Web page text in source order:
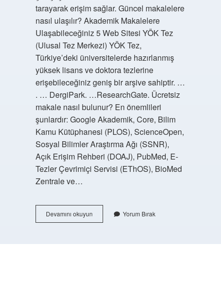
tarayarak erişim sağlar. Güncel makalelere
nasıl ulaşılır? Akademik Makalelere
Ulaşabileceğiniz 5 Web Sitesi YÖK Tez
(Ulusal Tez Merkezi) YÖK Tez,
Türkiye’deki üniversitelerde hazırlanmış
yüksek lisans ve doktora tezlerine
erişebileceğiniz geniş bir arşive sahiptir. …
. … DergiPark. …ResearchGate. Ücretsiz
makale nasıl bulunur? En önemlileri
şunlardır: Google Akademik, Core, Bilim
Kamu Kütüphanesi (PLOS), ScienceOpen,
Sosyal Bilimler Araştırma Ağı (SSNR),
Açık Erişim Rehberi (DOAJ), PubMed, E-
Tezler Çevrimiçi Servisi (EThOS), BioMed
Zentrale ve…
Devamını okuyunMakalelere
Nasıl
Yorum Bırak